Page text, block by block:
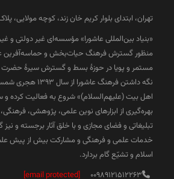
تهران، ابتدای بلوار کریم خان زند، کوچه مولایی، پلاک
«بنیاد بین‌المللی عاشورا» مؤسسه‌ای غیر دولتی و
منظور گسترش فرهنگ حیات‌بخش و حماسه‌آفرین
مستمر و پویا در حوزۀ بسط و گسترش سیرۀ حضرت
نگه داشتن فرهنگ
اهل بیت (علیهم‌السلام)» شروع به فعالیت کرده و
بهره‌گیری از ابزارهای نوین علمی، پژوهشی،
تبلیغاتی و فضای مجازی و با خلق آثار برجسته و
خدمات علمی و فرهنگی و مشارکت بیش از پیش
اسلام و تشیّع گام بردارد.
00989121512263
[email protected]